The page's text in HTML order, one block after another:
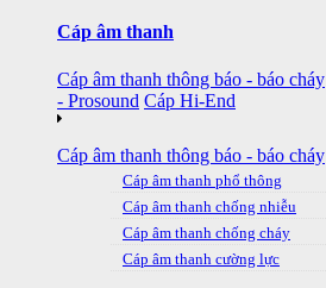
Cáp âm thanh
Cáp âm thanh thông báo - báo cháy
- Prosound Cáp Hi-End
Cáp âm thanh thông báo - báo cháy
Cáp âm thanh phổ thông
Cáp âm thanh chống nhiễu
Cáp âm thanh chống cháy
Cáp âm thanh cường lực